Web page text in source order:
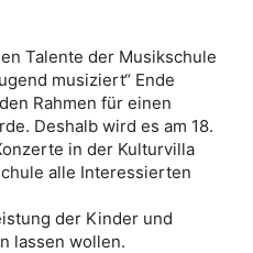
Talente der Musikschule
musiziert“ Ende
Rahmen für einen
Deshalb wird es am 18.
in der Kulturvilla
alle Interessierten
der Kinder und
lassen wollen.